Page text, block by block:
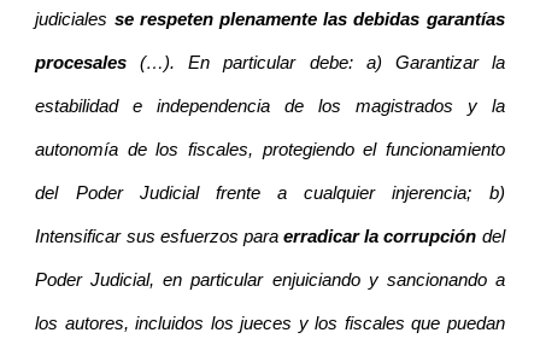
judiciales se respeten plenamente las debidas garantías
procesales (…). En particular debe: a) Garantizar la
estabilidad e independencia de los magistrados y la
autonomía de los fiscales, protegiendo el funcionamiento
del Poder Judicial frente a cualquier injerencia; b)
Intensificar sus esfuerzos paraerradicar la corrupción del
Poder Judicial, en particular enjuiciando y sancionando a
los autores, incluidos los jueces y los fiscales que puedan